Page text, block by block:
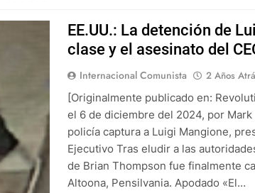
EE.UU.: La detención de
clase y el asesinato del
Internacional Comunista 2 Años
[Originalmente publicado en:
el 6 de diciembre del 2024, por
policía captura a Luigi Mangione,
Ejecutivo Tras eludir a las
de Brian Thompson fue finalmente
Altoona, Pensilvania. Apodado «El…